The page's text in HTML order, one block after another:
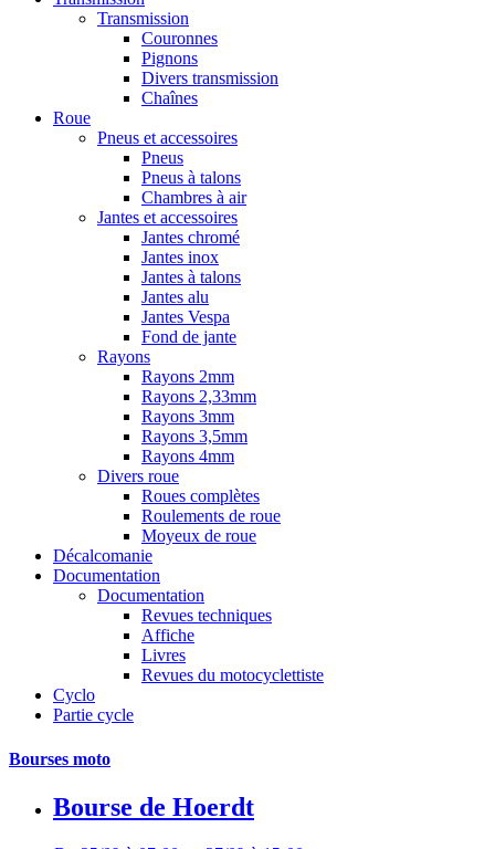
Transmission
Couronnes
Pignons
Divers transmission
Chaînes
Roue
Pneus et accessoires
Pneus
Pneus à talons
Chambres à air
Jantes et accessoires
Jantes chromé
Jantes inox
Jantes à talons
Jantes alu
Jantes Vespa
Fond de jante
Rayons
Rayons 2mm
Rayons 2,33mm
Rayons 3mm
Rayons 3,5mm
Rayons 4mm
Divers roue
Roues complètes
Roulements de roue
Moyeux de roue
Décalcomanie
Documentation
Documentation
Revues techniques
Affiche
Livres
Revues du motocyclettiste
Cyclo
Partie cycle
Bourses moto
Bourse de Hoerdt